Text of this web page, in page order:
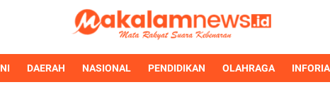
DAERAH NASIONAL PENDIDIKAN OLAHRAGA